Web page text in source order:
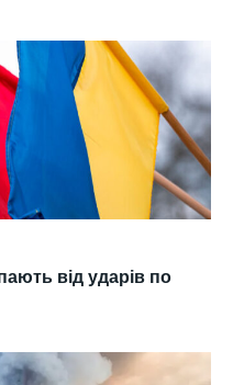
від ударів по